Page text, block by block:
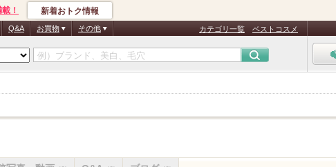
！ 新着おトク情報
Q&A お買物 その他 カテゴリ一覧 ベストコスメ